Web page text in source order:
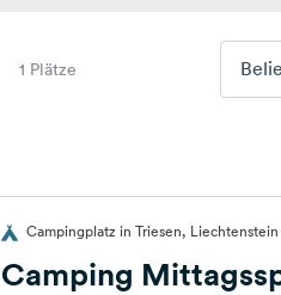
1 Plätze
Campingplatz in Triesen, Liechtenstein
Camping